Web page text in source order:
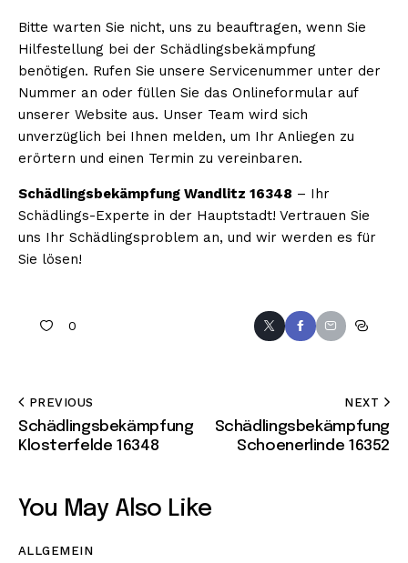
Bitte warten Sie nicht, uns zu beauftragen, wenn Sie
Hilfestellung bei der Schädlingsbekämpfung
benötigen. Rufen Sie unsere Servicenummer unter der
Nummer an oder füllen Sie das Onlineformular auf
unserer Website aus. Unser Team wird sich
unverzüglich bei Ihnen melden, um Ihr Anliegen zu
erörtern und einen Termin zu vereinbaren.
Schädlingsbekämpfung Wandlitz 16348 – Ihr
Schädlings-Experte in der Hauptstadt! Vertrauen Sie
uns Ihr Schädlingsproblem an, und wir werden es für
Sie lösen!
0
PREVIOUS
Schädlingsbekämpfung
Klosterfelde 16348
NEXT
Schädlingsbekämpfung
Schoenerlinde 16352
You May Also Like
ALLGEMEIN